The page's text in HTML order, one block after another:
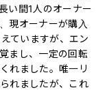
い間1人のオーナー
現オーナーが購入
ていますが、エン
まし、一定の回転
れました。唯一リ
れましたが、これ